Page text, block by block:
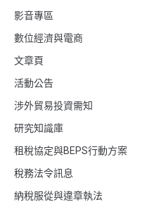
影音專區
數位經濟與電商
文章頁
活動公告
涉外貿易投資需知
研究知識庫
租稅協定與BEPS行動方案
稅務法令訊息
納稅服從與違章執法